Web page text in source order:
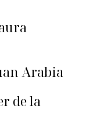
Arabia
de la